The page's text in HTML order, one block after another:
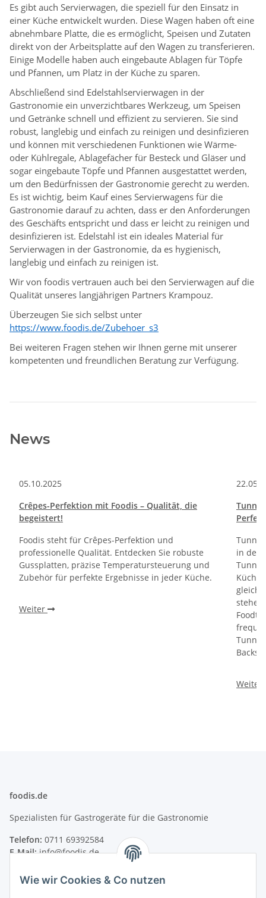
Wie wir Cookies & Co nutzen
Es gibt auch Servierwagen, die speziell für den Einsatz in
einer Küche entwickelt wurden. Diese Wagen haben oft eine
abnehmbare Platte, die es ermöglicht, Speisen und Zutaten
direkt von der Arbeitsplatte auf den Wagen zu transferieren.
Einige Modelle haben auch eingebaute Ablagen für Töpfe
und Pfannen, um Platz in der Küche zu sparen.
Abschließend sind Edelstahlservierwagen in der
Gastronomie ein unverzichtbares Werkzeug, um Speisen
und Getränke schnell und effizient zu servieren. Sie sind
robust, langlebig und einfach zu reinigen und desinfizieren
und können mit verschiedenen Funktionen wie Wärme-
oder Kühlregale, Ablagefächer für Besteck und Gläser und
sogar eingebaute Töpfe und Pfannen ausgestattet werden,
um den Bedürfnissen der Gastronomie gerecht zu werden.
Es ist wichtig, beim Kauf eines Servierwagens für die
Gastronomie darauf zu achten, dass er den Anforderungen
des Geschäfts entspricht und dass er leicht zu reinigen und
desinfizieren ist. Edelstahl ist ein ideales Material für
Servierwagen in der Gastronomie, da es hygienisch,
langlebig und einfach zu reinigen ist.
Wir von foodis vertrauen auch bei den Servierwagen auf die
Qualität unseres langjährigen Partners Krampouz.
Überzeugen Sie sich selbst unter
https://www.foodis.de/Zubehoer_s3
Bei weiteren Fragen stehen wir Ihnen gerne mit unserer
kompetenten und freundlichen Beratung zur Verfügung.
News
05.10.2025
Crêpes-Perfektion mit Foodis – Qualität, die
begeistert!
Foodis steht für Crêpes-Perfektion und
professionelle Qualität. Entdecken Sie robuste
Gussplatten, präzise Temperatursteuerung und
Zubehör für perfekte Ergebnisse in jeder Küche.
Weiter
in der
Weiter
foodis.de
Spezialisten für Gastrogeräte für die Gastronomie
Telefon: 0711 69392584
E-Mail:info@foodis.de
Adresse:
Adolf-Murthum-Straße 23